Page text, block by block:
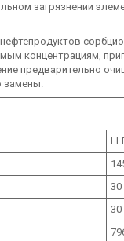
загрязнении
концентрациям,
предварительно
замены.
30